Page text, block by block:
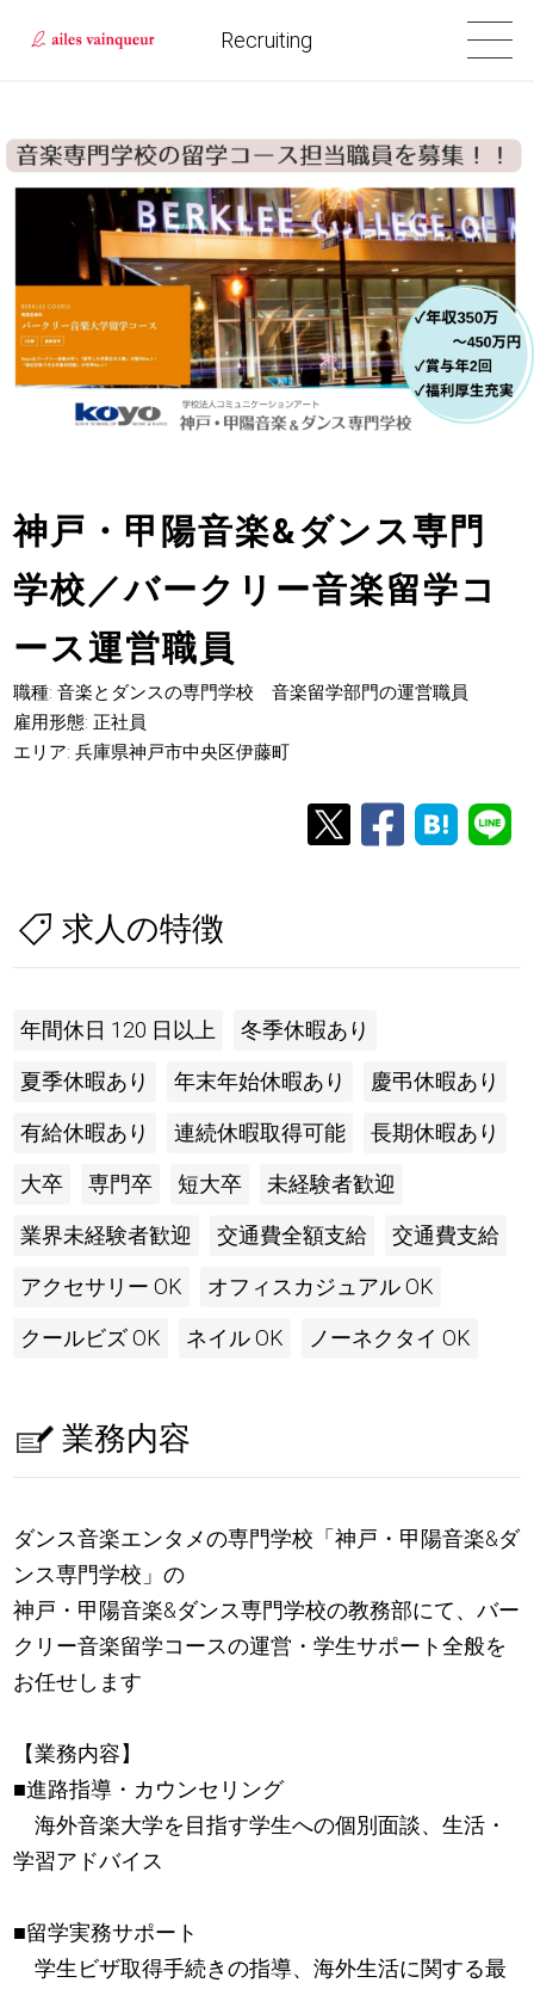
Recruiting
神戸・甲陽音楽&ダンス専門
学校／バークリー音楽留学コ
ース運営職員
職種: 音楽とダンスの専門学校 音楽留学部門の運営職員
雇用形態: 正社員
エリア: 兵庫県神戸市中央区伊藤町
求人の特徴
年間休日 120 日以上 冬季休暇あり
夏季休暇あり 年末年始休暇あり 慶弔休暇あり
有給休暇あり 連続休暇取得可能 長期休暇あり
大卒 専門卒 短大卒 未経験者歓迎
業界未経験者歓迎 交通費全額支給 交通費支給
アクセサリー OK オフィスカジュアル OK
クールビズ OK ネイル OK ノーネクタイ OK
業務内容
ダンス音楽エンタメの専門学校「神戸・甲陽音楽&ダ
ンス専門学校」の
神戸・甲陽音楽&ダンス専門学校の教務部にて、バー
クリー音楽留学コースの運営・学生サポート全般を
お任せします
【業務内容】
■進路指導・カウンセリング
海外音楽大学を目指す学生への個別面談、生活・
学習アドバイス
■留学実務サポート
学生ビザ取得手続きの指導、海外生活に関する最